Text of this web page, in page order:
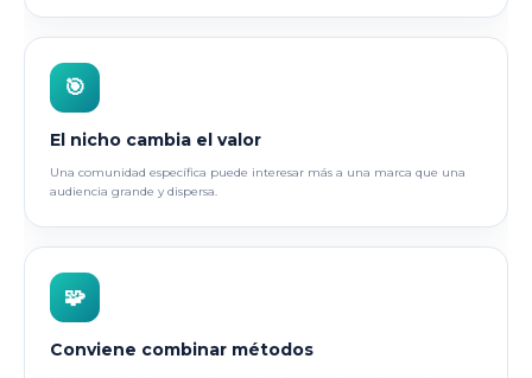
🎯
El nicho cambia el valor
Una comunidad específica puede interesar más a una marca que una
audiencia grande y dispersa.
🧩
Conviene combinar métodos